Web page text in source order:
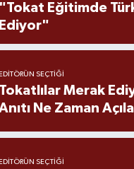
"Tokat Eğitimde
Ediyor"
EDITÖRÜN SEÇTIĞI
Tokatlılar Merak
Ne Zaman
EDITÖRÜN SEÇTIĞI